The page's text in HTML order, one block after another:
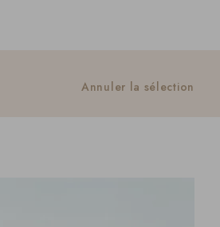
Annuler la sélection